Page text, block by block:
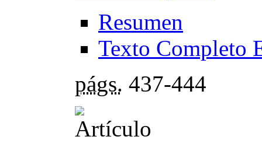
Resumen
Texto Completo
págs. 437-444